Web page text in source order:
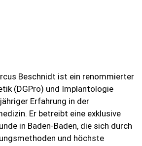
Beschnidt ist ein renommierter
(DGPro) und Implantologie
Erfahrung in der
Er betreibt eine exklusive
in Baden-Baden, die sich durch
und höchste